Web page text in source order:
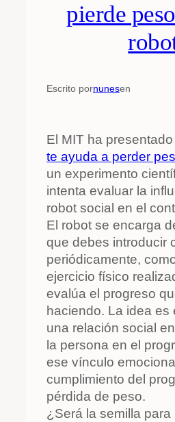
pierde
Escrito pornunesen
El MIT ha
te ayuda a perder
un experimento
intenta evaluar la
robot social en el
El robot se encarga
que debes introducir
periódicamente,
ejercicio físico
evalúa el progreso
haciendo. La idea es
una relación social
la persona en el
ese vínculo
cumplimiento del
pérdida de peso.
¿Será la semilla para